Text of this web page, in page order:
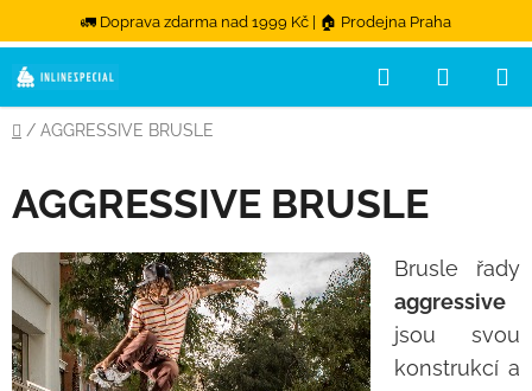
🚛 Doprava zdarma nad 1999 Kč | 🏠 Prodejna Praha
Hledat
Domů
/ AGGRESSIVE BRUSLE
AGGRESSIVE BRUSLE
Brusle řady
aggressive
jsou svou
konstrukcí a